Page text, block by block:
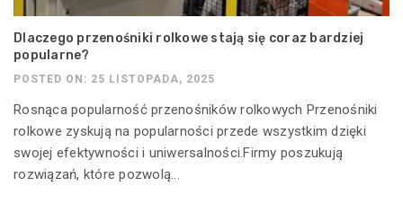
Dlaczego przenośniki rolkowe stają się coraz bardziej
popularne?
POSTED ON: 25 LISTOPADA, 2025
Rosnąca popularność przenośników rolkowych Przenośniki
rolkowe zyskują na popularności przede wszystkim dzięki
swojej efektywności i uniwersalności.Firmy poszukują
rozwiązań, które pozwolą...